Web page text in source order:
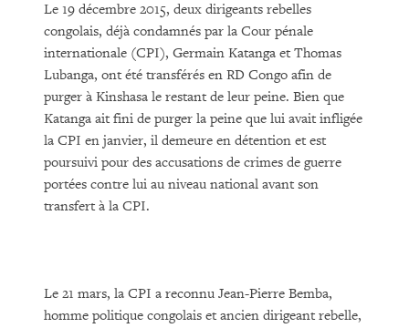
Le 19 décembre 2015, deux dirigeants rebelles
congolais, déjà condamnés par la Cour pénale
internationale (CPI), Germain Katanga et Thomas
Lubanga, ont été transférés en RD Congo afin de
purger à Kinshasa le restant de leur peine. Bien que
Katanga ait fini de purger la peine que lui avait infligée
la CPI en janvier, il demeure en détention et est
poursuivi pour des accusations de crimes de guerre
portées contre lui au niveau national avant son
transfert à la CPI.
Le 21 mars, la CPI a reconnu Jean-Pierre Bemba,
homme politique congolais et ancien dirigeant rebelle,